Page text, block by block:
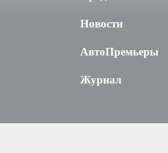
Новости
АвтоПремьеры
Журнал